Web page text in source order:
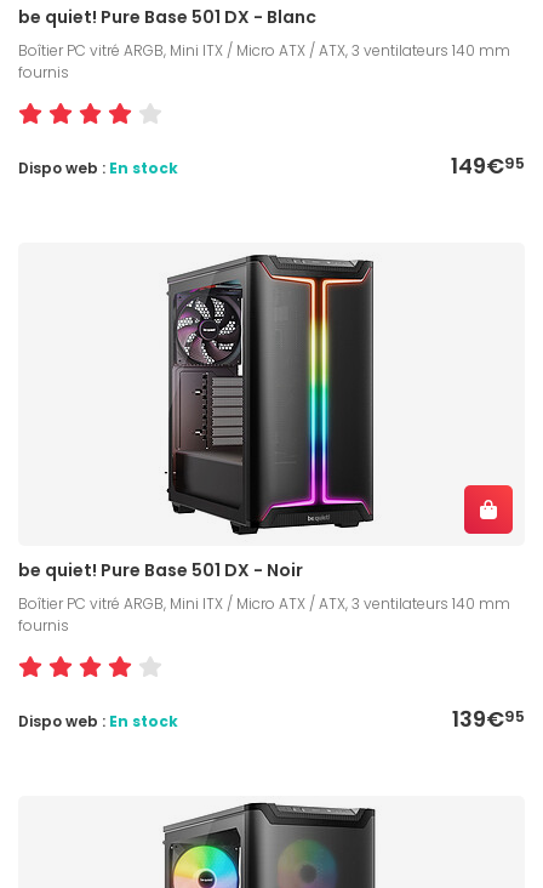
be quiet! Pure Base 501 DX - Blanc
Boîtier PC vitré ARGB, Mini ITX / Micro ATX / ATX, 3 ventilateurs 140 mm
fournis
149€95
Dispo web : En stock
be quiet! Pure Base 501 DX - Noir
Boîtier PC vitré ARGB, Mini ITX / Micro ATX / ATX, 3 ventilateurs 140 mm
fournis
139€95
Dispo web : En stock